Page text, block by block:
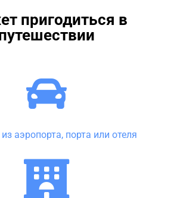
пригодиться в
аэропорта, порта или отеля